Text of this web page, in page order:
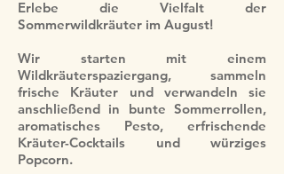
Erlebe die Vielfalt der
Sommerwildkräuter im August!
Wir starten mit einem
Wildkräuterspaziergang, sammeln
frische Kräuter und verwandeln sie
anschließend in bunte Sommerrollen,
aromatisches Pesto, erfrischende
Kräuter-Cocktails und würziges
Popcorn.